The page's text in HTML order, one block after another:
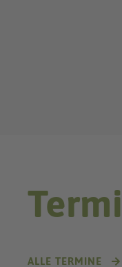
ALLE TERMINE